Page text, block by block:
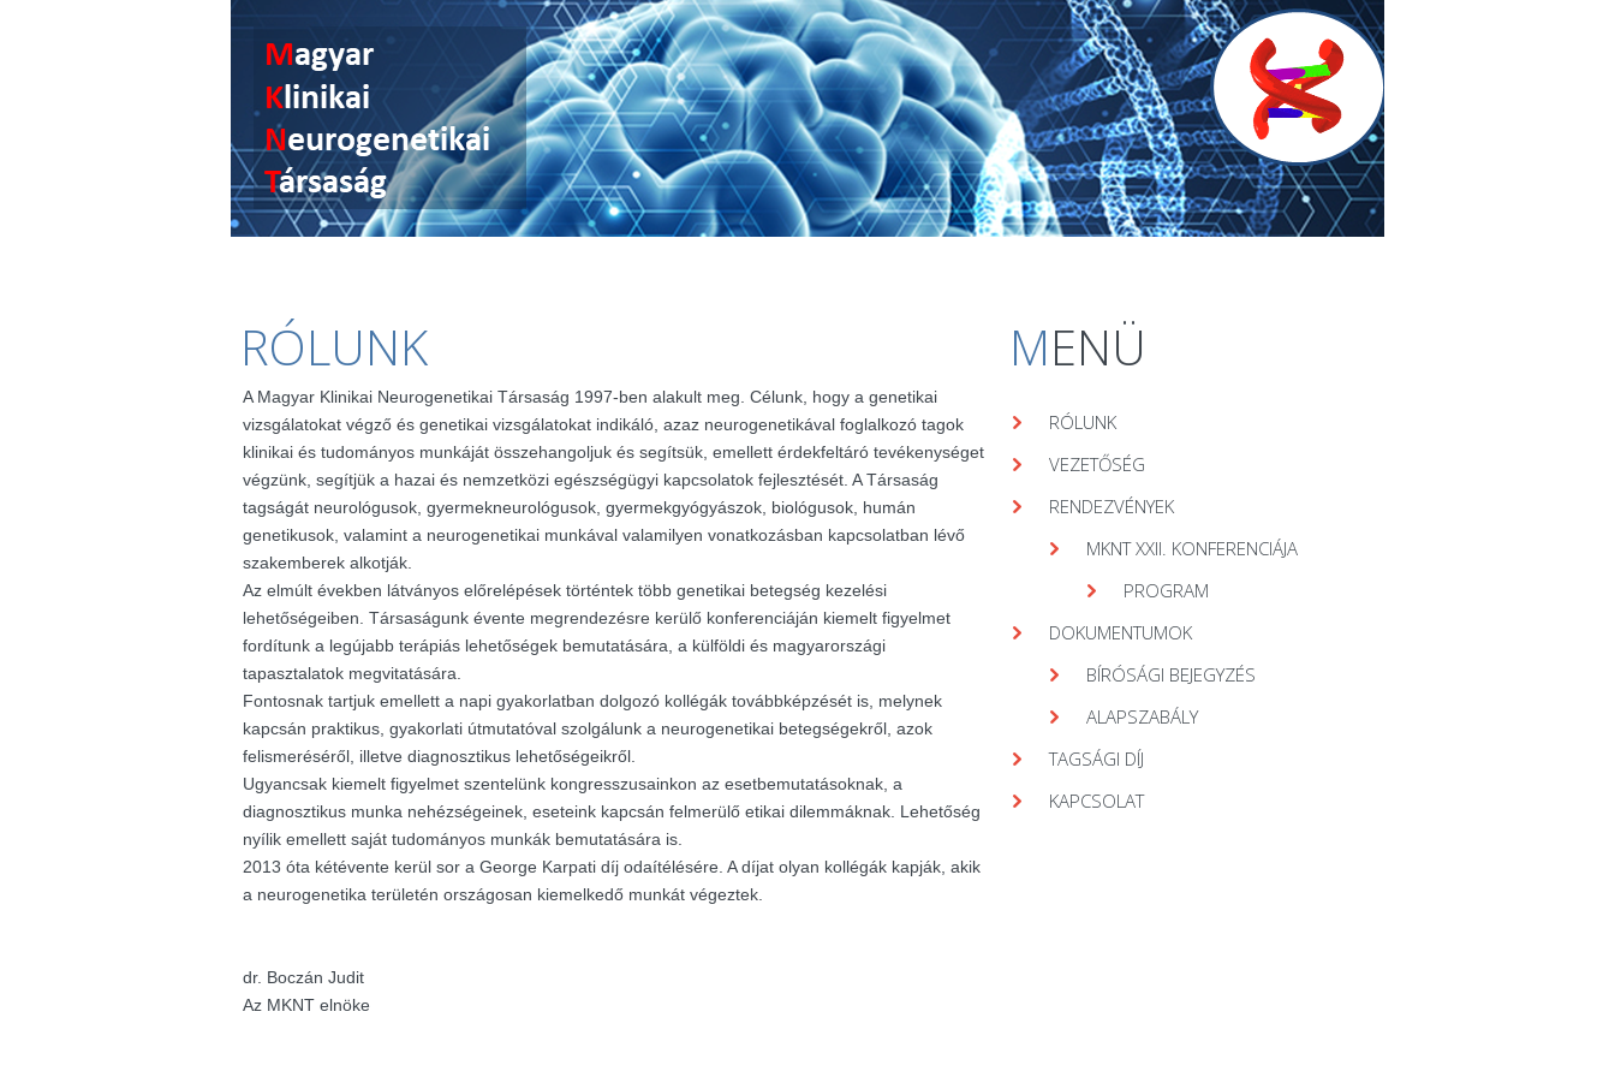
RÓLUNK
A Magyar Klinikai Neurogenetikai Társaság 1997-ben alakult meg. Célunk, hogy a genetikai
vizsgálatokat végző és genetikai vizsgálatokat indikáló, azaz neurogenetikával foglalkozó tagok
klinikai és tudományos munkáját összehangoljuk és segítsük, emellett érdekfeltáró tevékenységet
végzünk, segítjük a hazai és nemzetközi egészségügyi kapcsolatok fejlesztését. A Társaság
tagságát neurológusok, gyermekneurológusok, gyermekgyógyászok, biológusok, humán
genetikusok, valamint a neurogenetikai munkával valamilyen vonatkozásban kapcsolatban lévő
szakemberek alkotják.
Az elmúlt években látványos előrelépések történtek több genetikai betegség kezelési
lehetőségeiben. Társaságunk évente megrendezésre kerülő konferenciáján kiemelt figyelmet
fordítunk a legújabb terápiás lehetőségek bemutatására, a külföldi és magyarországi
tapasztalatok megvitatására.
Fontosnak tartjuk emellett a napi gyakorlatban dolgozó kollégák továbbképzését is, melynek
kapcsán praktikus, gyakorlati útmutatóval szolgálunk a neurogenetikai betegségekről, azok
felismeréséről, illetve diagnosztikus lehetőségeikről.
Ugyancsak kiemelt figyelmet szentelünk kongresszusainkon az esetbemutatásoknak, a
diagnosztikus munka nehézségeinek, eseteink kapcsán felmerülő etikai dilemmáknak. Lehetőség
nyílik emellett saját tudományos munkák bemutatására is.
2013 óta kétévente kerül sor a George Karpati díj odaítélésére. A díjat olyan kollégák kapják, akik
a neurogenetika területén országosan kiemelkedő munkát végeztek.
dr. Boczán Judit
Az MKNT elnöke
MENÜ
RÓLUNK
VEZETŐSÉG
RENDEZVÉNYEK
MKNT XXII. KONFERENCIÁJA
PROGRAM
DOKUMENTUMOK
BÍRÓSÁGI BEJEGYZÉS
ALAPSZABÁLY
TAGSÁGI DÍJ
KAPCSOLAT